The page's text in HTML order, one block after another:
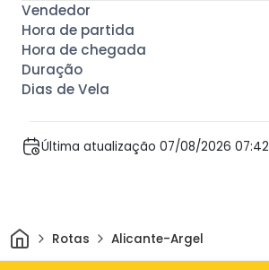
Última atualização 07/08/2026 07:42
CasaRotas Alicante-Argel